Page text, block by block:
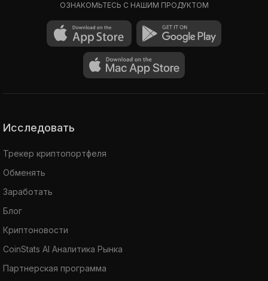
ОЗНАКОМЬТЕСЬ С НАШИМ ПРОДУКТОМ
Исследовать
Трекер криптопортфеля
Обменять
Заработать
Блог
Криптоновости
CoinStats AI Аналитика Рынка
Партнерская программа